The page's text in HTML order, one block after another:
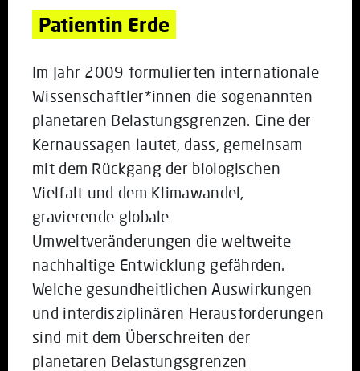
Patientin Erde
Im Jahr 2009 formulierten internationale
Wissenschaftler*innen die sogenannten
planetaren Belastungsgrenzen. Eine der
Kernaussagen lautet, dass, gemeinsam
mit dem Rückgang der biologischen
Vielfalt und dem Klimawandel,
gravierende globale
Umweltveränderungen die weltweite
nachhaltige Entwicklung gefährden.
Welche gesundheitlichen Auswirkungen
und interdisziplinären Herausforderungen
sind mit dem Überschreiten der
planetaren Belastungsgrenzen